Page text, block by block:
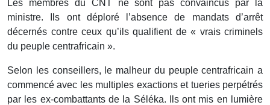
Les membres du CNT ne sont pas convaincus par la
ministre. Ils ont déploré l’absence de mandats d’arrêt
décernés contre ceux qu’ils qualifient de « vrais criminels
du peuple centrafricain ».
Selon les conseillers, le malheur du peuple centrafricain a
commencé avec les multiples exactions et tueries perpétrés
par les ex-combattants de la Séléka. Ils ont mis en lumière